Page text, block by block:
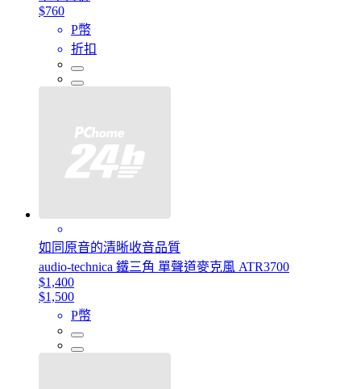
$760
P幣
折扣
如同原音的清晰收音品質
audio-technica 鐵三角 單聲道麥克風 ATR3700
$1,400
$1,500
P幣